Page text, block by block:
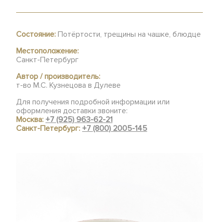
Состояние: Потёртости, трещины на чашке, блюдце
Местоположение:
Санкт-Петербург
Автор / производитель:
т-во М.С. Кузнецова в Дулеве
Для получения подробной информации или
оформления доставки звоните:
Москва:+7 (925) 963-62-21
Санкт-Петербург:+7 (800) 2005-145